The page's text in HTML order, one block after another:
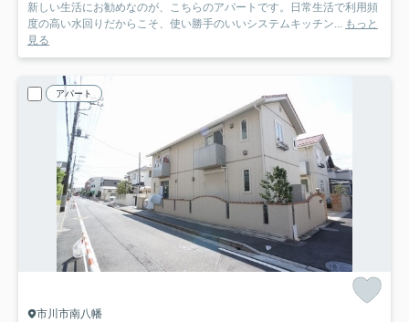
新しい生活にお勧めなのが、こちらのアパートです。日常生活で利用頻
度の高い水回りだからこそ、使い勝手のいいシステムキッチン... もっと
見る
アパート
市川市南八幡